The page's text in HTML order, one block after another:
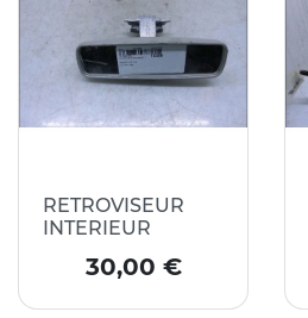
RETROVISEUR
INTERIEUR
Prix
30,00 €